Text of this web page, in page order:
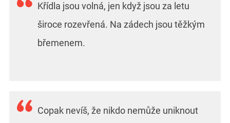
Křídla jsou volná, jen když jsou za letu
široce rozevřená. Na zádech jsou těžkým
břemenem.
Copak nevíš, že nikdo nemůže uniknout